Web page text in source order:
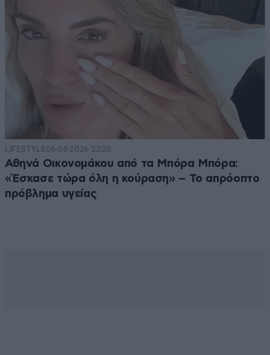
LIFESTYLE06·08·2026 22:38
Αθηνά Οικονομάκου από τα Μπόρα Μπόρα:
«Έσκασε τώρα όλη η κούραση» – Το απρόοπτο
πρόβλημα υγείας